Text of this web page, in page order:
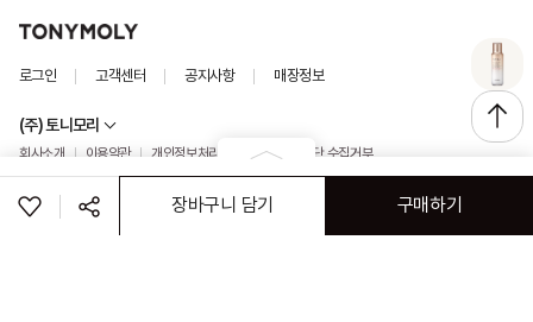
장바구니 담기 구매하기
로그인 고객센터 공지사항 매장정보
(주) 토니모리
회사소개 이용약관 개인정보처리방침
이메일 무단 수집거부
(주)나이스페이 구매안전서비스
가맹점&특판문의
ⓒ TONYMOLY. ALL RIGHTS RESERVED